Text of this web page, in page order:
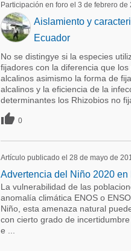
Participación en foro el 3 de febrero de
Aislamiento y
Ecuador
No se distingye si la especies
fijadores con la diferencia que
alcalinos asimismo la forma de
alcalinos y la eficiencia de la
determinantes los Rhizobios no
 0
Artículo publicado el 28 de mayo de
Advertencia del Niño 2020 en
La vulnerabilidad de las
anomalía climática ENOS o
Niño, esta amenaza natural
con cierto grado de
e ...